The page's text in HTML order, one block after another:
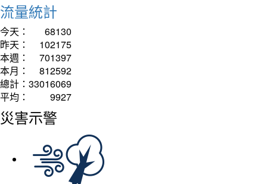
流量統計
今天：
68130
昨天：
102175
本週：
701397
本月：
812592
總計： 33016069
平均：
9927
災害示警